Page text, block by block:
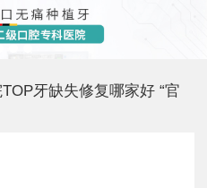
牙缺失修复哪家好 “官